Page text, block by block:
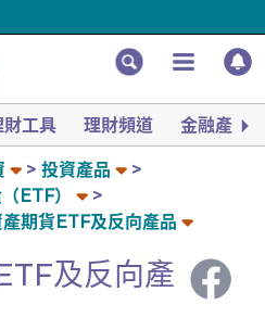
財工具 理財頻道 金融產品
投資產品
ETF）
期貨ETF及反向產品
及反向產